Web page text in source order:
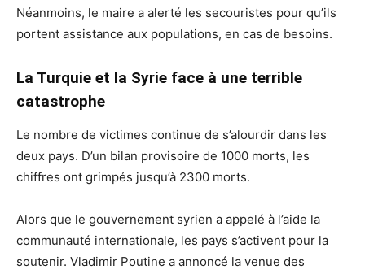
Néanmoins, le maire a alerté les secouristes pour qu’ils
portent assistance aux populations, en cas de besoins.
La Turquie et la Syrie face à une terrible
catastrophe
Le nombre de victimes continue de s’alourdir dans les
deux pays. D’un bilan provisoire de 1000 morts, les
chiffres ont grimpés jusqu’à 2300 morts.
Alors que le gouvernement syrien a appelé à l’aide la
communauté internationale, les pays s’activent pour la
soutenir. Vladimir Poutine a annoncé la venue des